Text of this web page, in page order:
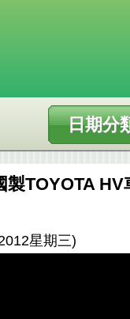
日期分
TOYOTA
星期三)